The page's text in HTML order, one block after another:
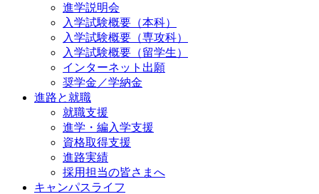
進学説明会
入学試験概要（本科）
入学試験概要（専攻科）
入学試験概要（留学生）
インターネット出願
奨学金／学納金
進路と就職
就職支援
進学・編入学支援
資格取得⽀援
進路実績
採用担当の皆さまへ
キャンパスライフ